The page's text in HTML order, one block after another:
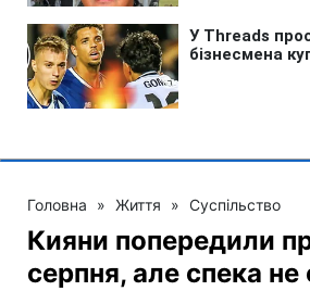
Головна » Життя » Суспільство
Кияни попередили
серпня, але спека не